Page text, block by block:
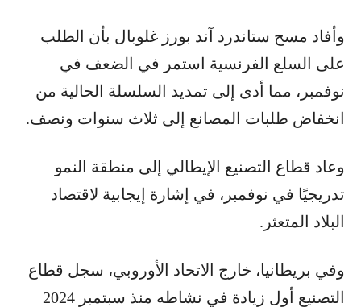
وأفاد مسح ستاندرد آند بورز غلوبال بأن الطلب
على السلع الفرنسية استمر في الضعف في
نوفمبر، مما أدى إلى تمديد السلسلة الحالية من
انخفاض طلبات المصانع إلى ثلاث سنوات ونصف.
وعاد قطاع التصنيع الإيطالي إلى منطقة النمو
تدريجيًا في نوفمبر، في إشارة إيجابية لاقتصاد
البلاد المتعثر.
وفي بريطانيا، خارج الاتحاد الأوروبي، سجل قطاع
التصنيع أول زيادة في نشاطه منذ سبتمبر 2024